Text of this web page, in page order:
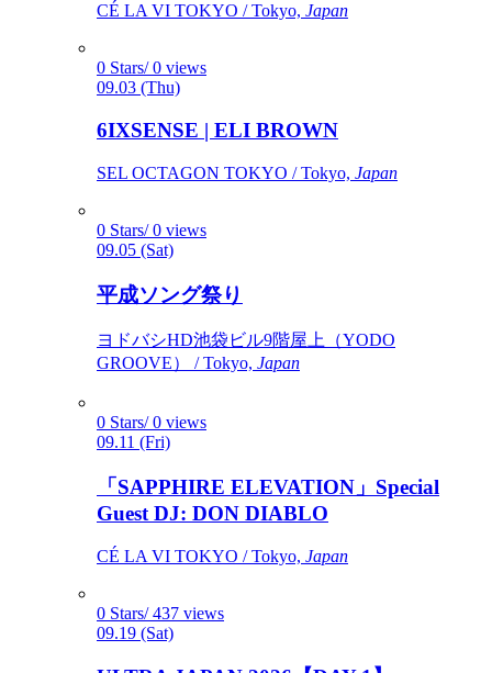
CÉ LA VI TOKYO / Tokyo, Japan
0 Stars/ 0 views
09.03 (Thu)
6IXSENSE | ELI BROWN
SEL OCTAGON TOKYO / Tokyo, Japan
0 Stars/ 0 views
09.05 (Sat)
平成ソング祭り
ヨドバシHD池袋ビル9階屋上（YODO
GROOVE） / Tokyo, Japan
0 Stars/ 0 views
09.11 (Fri)
「SAPPHIRE ELEVATION」Special
Guest DJ: DON DIABLO
CÉ LA VI TOKYO / Tokyo, Japan
0 Stars/ 437 views
09.19 (Sat)